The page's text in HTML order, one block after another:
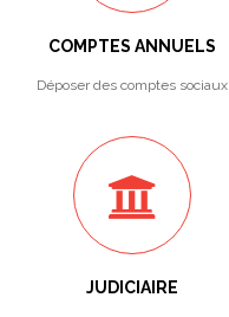
COMPTES ANNUELS
Déposer des comptes sociaux
JUDICIAIRE